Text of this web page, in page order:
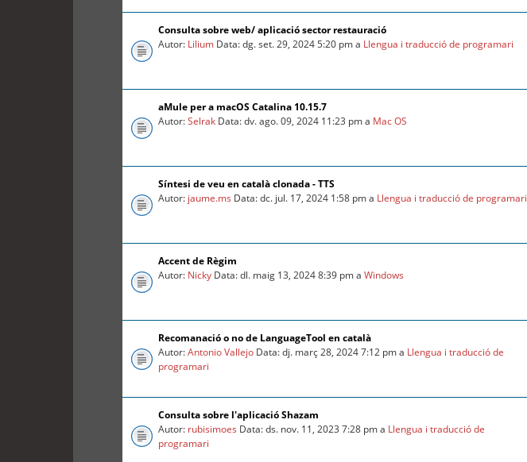
Consulta sobre web/ aplicació sector restauració
Autor: Lilium Data: dg. set. 29, 2024 5:20 pm a Llengua i traducció de programari
aMule per a macOS Catalina 10.15.7
Autor:Selrak Data: dv. ago. 09, 2024 11:23 pm a Mac OS
Síntesi de veu en català clonada - TTS
Autor: jaume.ms Data: dc. jul. 17, 2024 1:58 pm a Llengua i traducció de programari
Accent de Règim
Autor: Nicky Data: dl. maig 13, 2024 8:39 pm aWindows
Recomanació o no de LanguageTool en català
Autor:Antonio Vallejo Data: dj. març 28, 2024 7:12 pm a Llengua i traducció de
programari
Consulta sobre l'aplicació Shazam
Autor: rubisimoes Data: ds. nov. 11, 2023 7:28 pm a Llengua i traducció de
programari